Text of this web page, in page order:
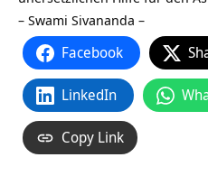
– Swami Sivananda –
Facebook
LinkedIn
Copy Link